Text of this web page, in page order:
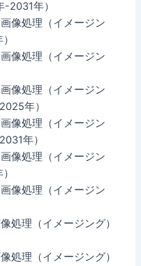
2031年）
像処理（イメージン
像処理（イメージン
像処理（イメージン
年）
像処理（イメージン
年）
像処理（イメージン
像処理（イメージン
処理（イメージング）
処理（イメージング）